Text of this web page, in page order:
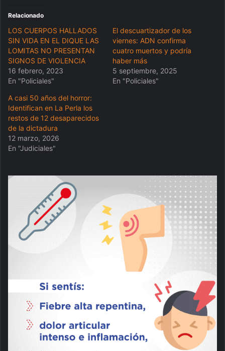
Relacionado
LOS CUERPOS HALLADOS
SIN VIDA EN EL DIQUE LAS
LOMITAS NO PRESENTAN
SIGNOS DE VIOLENCIA
16 febrero, 2023
En "Policiales"
El descuartizador de los
viernes: ADN confirma
cuatro muertos y podría
haber más
5 septiembre, 2025
En "Policiales"
A casi 50 años del horror:
Identifican en La Perla los
restos de 12 desaparecidos
de la dictadura
12 marzo, 2026
En "Judiciales"